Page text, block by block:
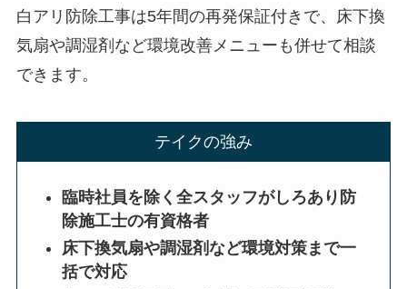
白アリ防除工事は5年間の再発保証付きで、床下換
気扇や調湿剤など環境改善メニューも併せて相談
できます。
テイクの強み
臨時社員を除く全スタッフがしろあり防
除施工士の有資格者
床下換気扇や調湿剤など環境対策まで一
括で対応